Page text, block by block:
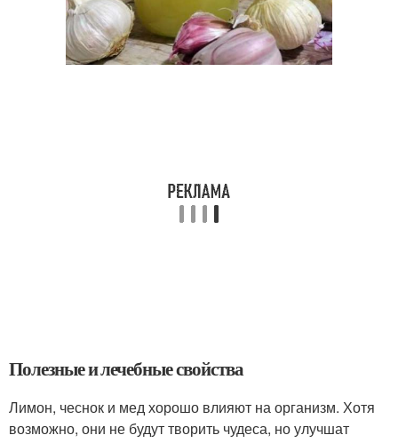
Полезные и лечебные свойства
Лимон, чеснок и мед хорошо влияют на организм. Хотя
возможно, они не будут творить чудеса, но улучшат